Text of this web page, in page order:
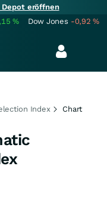
eröffnen
% Dow Jones -0,92%
Index Chart